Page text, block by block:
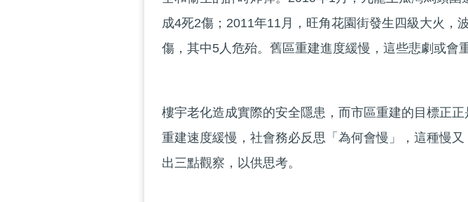
成4死2傷；2011年11月，旺角花園街發生四級大火，
傷，其中5人危殆。舊區重建進度緩慢，這些悲劇或會
樓宇老化造成實際的安全隱患，而市區重建的目標正
重建速度緩慢，社會務必反思「為何會慢」，這種慢
出三點觀察，以供思考。